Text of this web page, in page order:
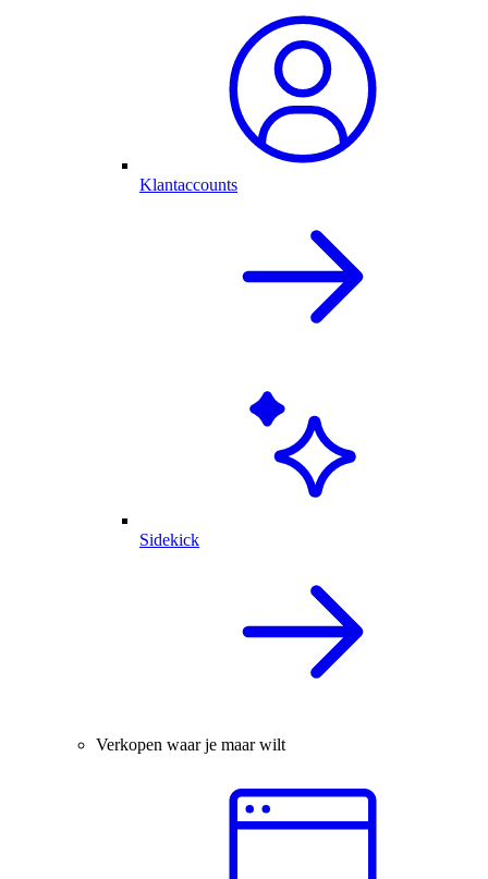
Klantaccounts
Sidekick
Verkopen waar je maar wilt